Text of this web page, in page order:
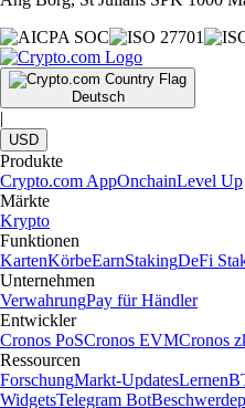
Deutsch
|
USD
Produkte
Crypto.com AppOnchainLevel Up
Märkte
Krypto
Funktionen
KartenKörbeEarnStakingDeFi
Unternehmen
VerwahrungPay für Händler
Entwickler
Cronos PoSCronos EVMCronos
Ressourcen
ForschungMarkt-UpdatesLernen
WidgetsTelegram Bot